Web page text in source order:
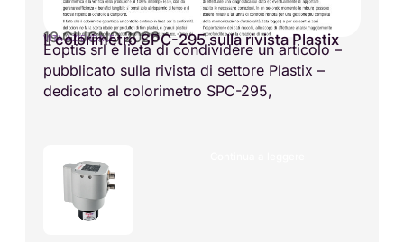
19 GIUGNO 2026
VITA AZIENDALE
Il colorimetro SPC-295 sulla rivista Plastix
Eoptis srl è lieta di condividere un articolo –
pubblicato sulla rivista di settore Plastix –
dedicato al colorimetro SPC-295,